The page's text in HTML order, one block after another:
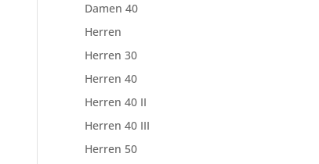
Damen 40
Herren
Herren 30
Herren 40
Herren 40 II
Herren 40 III
Herren 50